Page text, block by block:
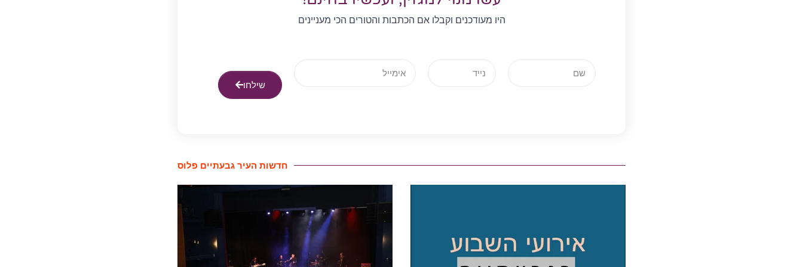
היו מעודכנים וקבלו אם הכתבות והטורים הכי מעניינים
שילחו
חדשות העיר גבעתיים פלוס